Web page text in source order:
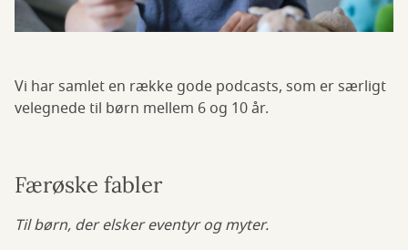
Vi har samlet en række gode podcasts, som er særligt
velegnede til børn mellem 6 og 10 år.
Færøske fabler
Til børn, der elsker eventyr og myter.